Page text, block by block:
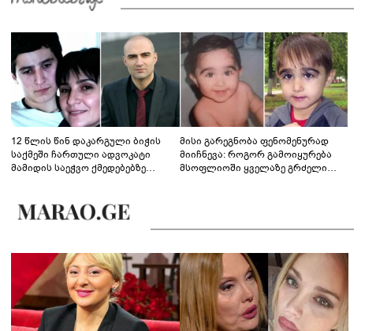
12 წლის წინ დაკარგული ბიჭის
საქმეში ჩართული ადვოკატი
მამიდის საეჭვო ქმედებებზე
მოწოდებაზე... წლობით
მიმდინარეობდა საქმის
მისი გარეგნობა ფენომენურად
მიიჩნევა: როგორ გამოიყურება
მსოფლიოში ყველაზე გრძელი